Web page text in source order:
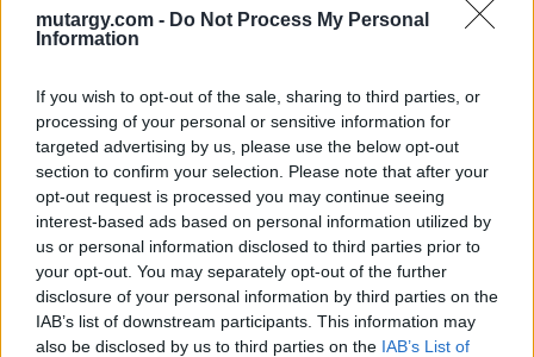
mutargy.com - Do Not Process My Personal
Information
If you wish to opt-out of the sale, sharing to third parties, or
processing of your personal or sensitive information for
targeted advertising by us, please use the below opt-out
section to confirm your selection. Please note that after your
opt-out request is processed you may continue seeing
interest-based ads based on personal information utilized by
us or personal information disclosed to third parties prior to
your opt-out. You may separately opt-out of the further
disclosure of your personal information by third parties on the
IAB’s list of downstream participants. This information may
also be disclosed by us to third parties on the IAB’s List of
Eladó adatai
Aukciósház
Cím: Müller Márta
Nagyházi Galéria és Aukciósház
Kft.
1055 Budapest, Balaton utca 8.
Telefon: +361 475 6000 +361
4756005
Weboldal:
http://www.nagyhazi.hu